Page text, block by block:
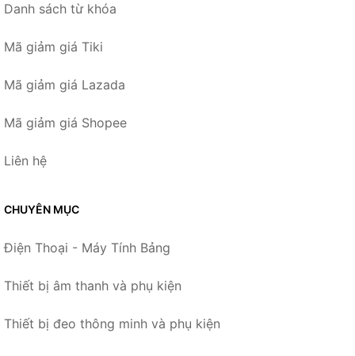
Danh sách từ khóa
Mã giảm giá Tiki
Mã giảm giá Lazada
Mã giảm giá Shopee
Liên hệ
CHUYÊN MỤC
Điện Thoại - Máy Tính Bảng
Thiết bị âm thanh và phụ kiện
Thiết bị đeo thông minh và phụ kiện